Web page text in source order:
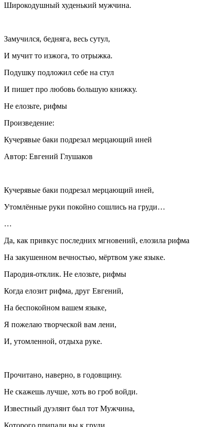
Широкодушный худенький мужчина.
Замучился, бедняга, весь сутул,
И мучит то изжога, то отрыжка.
Подушку подложил себе на стул
И пишет про любовь большую книжку.
Не елозьте, рифмы
Произведение:
Кучерявые баки подрезал мерцающий иней
Автор: Евгений Глушаков
Кучерявые баки подрезал мерцающий иней,
Утомлённые руки покойно сошлись на груди…
…
Да, как привкус последних мгновений, елозила рифма
На закушенном вечностью, мёртвом уже языке.
Пародия-отклик. Не елозьте, рифмы
Когда елозит рифма, друг Евгений,
На беспокойном вашем языке,
Я пожелаю творческой вам лени,
И, утомленной, отдыха руке.
Прочитано, наверно, в годовщину.
Не скажешь лучше, хоть во гроб войди.
Известный дуэлянт был тот Мужчина,
Которого припали вы к груди.